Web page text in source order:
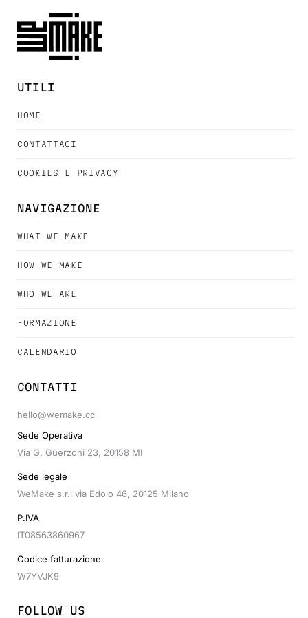
UTILI
HOME
CONTATTACI
COOKIES E PRIVACY
NAVIGAZIONE
WHAT WE MAKE
HOW WE MAKE
WHO WE ARE
FORMAZIONE
CALENDARIO
CONTATTI
hello@wemake.cc
Sede Operativa
Via G. Guerzoni 23, 20158 MI
Sede legale
WeMake s.r.l via Edolo 46, 20125 Milano
P.IVA
IT08563860967
Codice fatturazione
W7YVJK9
FOLLOW US